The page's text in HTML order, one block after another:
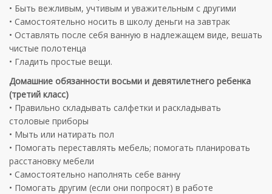
• Быть вежливым, учтивым и уважительным с другими
• Самостоятельно носить в школу деньги на завтрак
• Оставлять после себя ванную в надлежащем виде, вешать
чистые полотенца
• Гладить простые вещи.
Домашние обязанности восьми и девятилетнего ребенка
(третий класс)
• Правильно складывать салфетки и раскладывать
столовые приборы
• Мыть или натирать пол
• Помогать переставлять мебель; помогать планировать
расстановку мебели
• Самостоятельно наполнять себе ванну
• Помогать другим (если они попросят) в работе